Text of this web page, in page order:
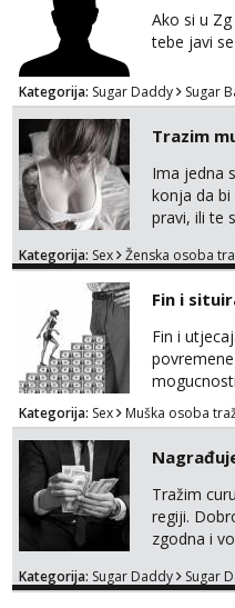
Ako si u
tebe javi se
Kategorija: Sugar Daddy Sugar
Trazim
Ima jedna
konja da bi
pravi, ili te
na
Kategorija: Sex Ženska osoba
Fin i
Fin i
potpora!
Kategorija: Sex Muška osoba
Tražim
regiji.
zgodna i
kosu - se
Kategorija: Sugar Daddy Sugar